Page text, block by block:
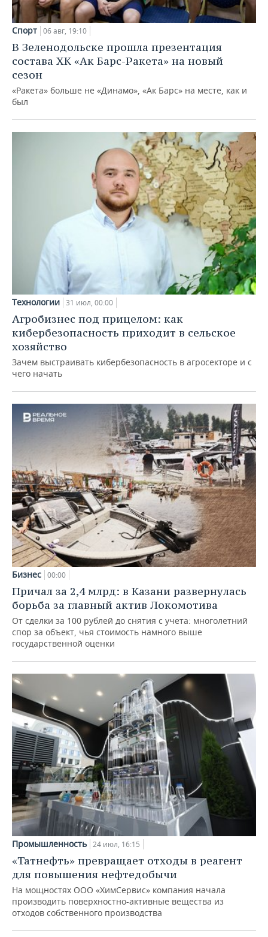
Спорт 06 авг, 19:10
В Зеленодольске прошла презентация
состава ХК «Ак Барс-Ракета» на новый
сезон
«Ракета» больше не «Динамо», «Ак Барс» на месте, как и
был
Технологии 31 июл, 00:00
Агробизнес под прицелом: как
кибербезопасность приходит в сельское
хозяйство
Зачем выстраивать кибербезопасность в агросекторе и с
чего начать
Бизнес 00:00
Причал за 2,4 млрд: в Казани развернулась
борьба за главный актив Локомотива
От сделки за 100 рублей до снятия с учета: многолетний
спор за объект, чья стоимость намного выше
государственной оценки
Промышленность 24 июл, 16:15
«Татнефть» превращает отходы в реагент
для повышения нефтедобычи
На мощностях ООО «ХимСервис» компания начала
производить поверхностно-активные вещества из
отходов собственного производства